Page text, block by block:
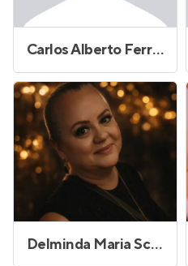
Carlos Alberto Ferreira Santos
Delminda Maria Scapulatieri Troccoli